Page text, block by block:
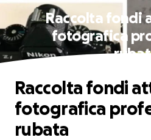
Raccolta fondi
fotografica
Raccolta fondi
fotografica
rubata